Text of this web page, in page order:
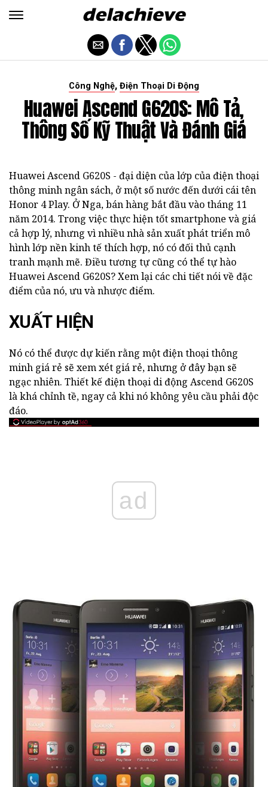
Công Nghệ, Điện Thoại Di Động
Huawei Ascend G620S: Mô Tả,
Thông Số Kỹ Thuật Và Đánh Giá
Huawei Ascend G620S - đại diện của lớp của điện thoại
thông minh ngân sách, ở một số nước đến dưới cái tên
Honor 4 Play. Ở Nga, bán hàng bắt đầu vào tháng 11
năm 2014. Trong việc thực hiện tốt smartphone và giá
cả hợp lý, nhưng vì nhiều nhà sản xuất phát triển mô
hình lớp nền kinh tế thích hợp, nó có đối thủ cạnh
tranh mạnh mẽ. Điều tương tự cũng có thể tự hào
Huawei Ascend G620S? Xem lại các chi tiết nói về đặc
điểm của nó, ưu và nhược điểm.
XUẤT HIỆN
Nó có thể được dự kiến rằng một điện thoại thông
minh giá rẻ sẽ xem xét giá rẻ, nhưng ở đây bạn sẽ
ngạc nhiên. Thiết kế điện thoại di động Ascend G620S
là khá chỉnh tề, ngay cả khi nó không yêu cầu phải độc
đáo.
ad